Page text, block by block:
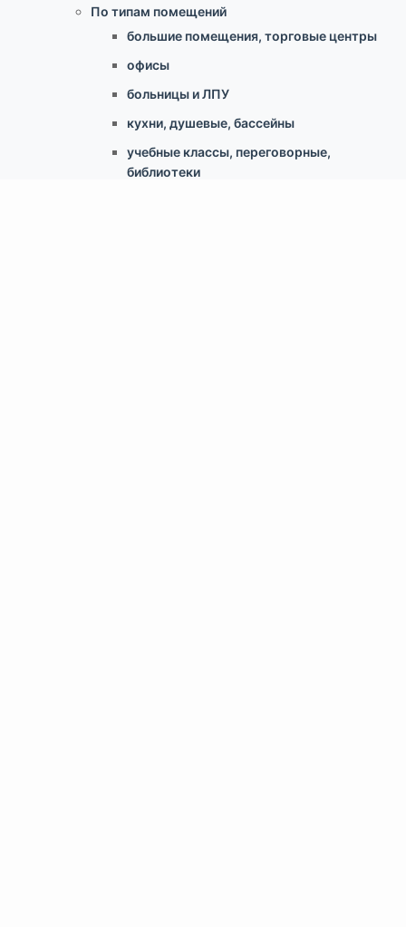
По типам помещений
большие помещения, торговые центры
офисы
больницы и ЛПУ
кухни, душевые, бассейны
учебные классы, переговорные,
библиотеки